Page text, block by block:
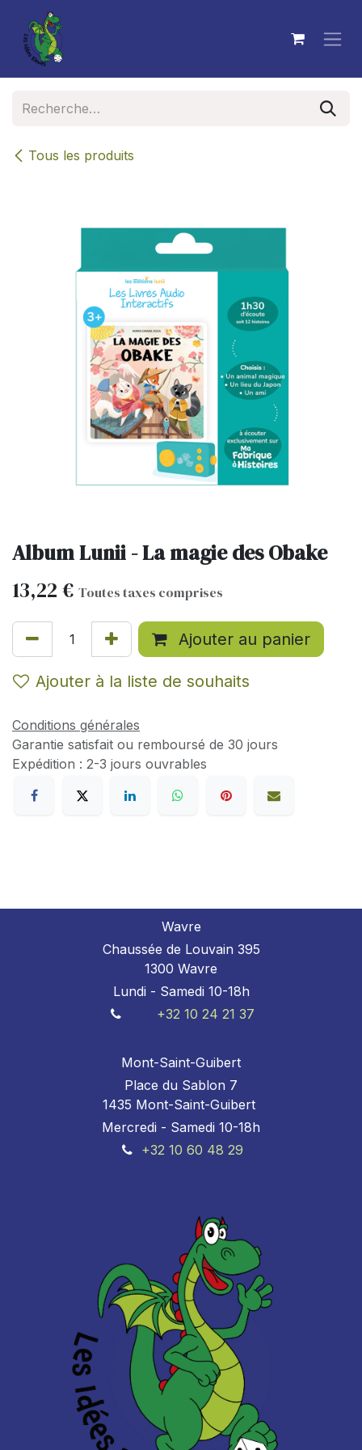
Se rendre au contenu
Tous les produits
Album Lunii - La magie des Obake
13,22 € Toutes taxes comprises
Ajouter au panier
Ajouter à la liste de souhaits
Conditions générales
Garantie satisfait ou remboursé de 30 jours
Expédition : 2-3 jours ouvrables
Wavre
Chaussée de Louvain 395
1300 Wavre
Lundi - Samedi 10-18h
+32 10 24 21 37
Mont-Saint-Guibert
Place du Sablon 7
1435 Mont-Saint-Guibert
Mercredi - Samedi 10-18h
+32 10 60 48 29